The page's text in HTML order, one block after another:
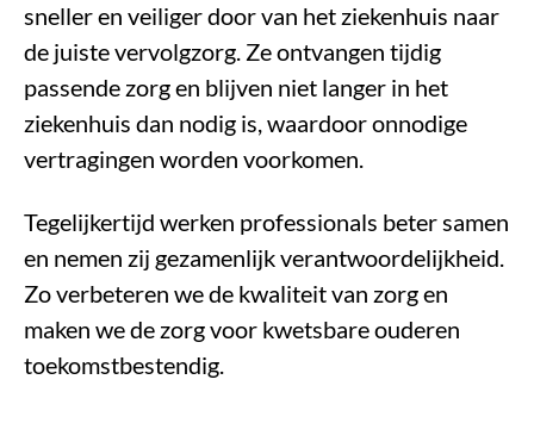
sneller en veiliger door van het ziekenhuis naar
de juiste vervolgzorg. Ze ontvangen tijdig
passende zorg en blijven niet langer in het
ziekenhuis dan nodig is, waardoor onnodige
vertragingen worden voorkomen.
Tegelijkertijd werken professionals beter samen
en nemen zij gezamenlijk verantwoordelijkheid.
Zo verbeteren we de kwaliteit van zorg en
maken we de zorg voor kwetsbare ouderen
toekomstbestendig.